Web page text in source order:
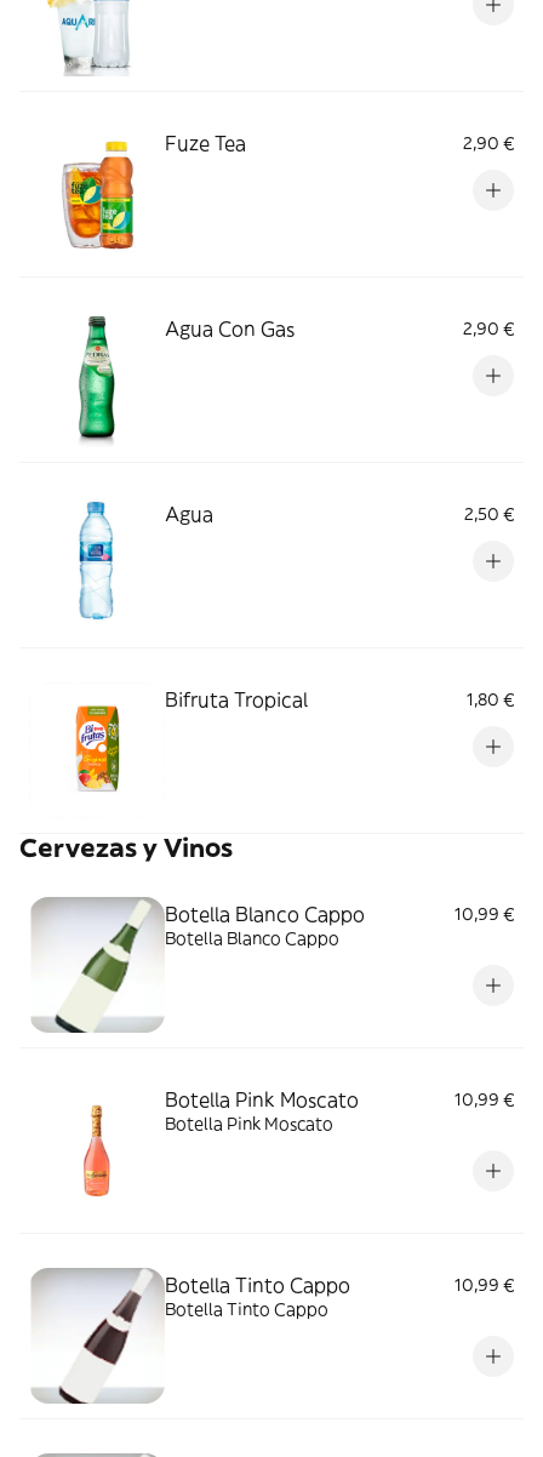
Fuze Tea 2,90 €
Agua Con Gas 2,90 €
Agua 2,50 €
Bifruta Tropical 1,80 €
Cervezas y Vinos
Botella Blanco Cappo
10,99 €
Botella Blanco Cappo
Botella Pink Moscato
10,99 €
Botella Pink Moscato
Botella Tinto Cappo
10,99 €
Botella Tinto Cappo